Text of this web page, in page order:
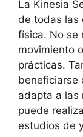
La Kinesia
de todas las
física. No se
movimiento
prácticas.
beneficiarse
adapta a las
puede
estudios de